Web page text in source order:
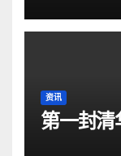
资讯
第一封清